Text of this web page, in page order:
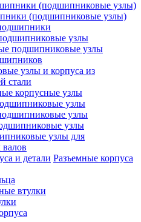
(подшипниковые узлы)
узлы
подшипниковые узлы
узлы и корпуса из
стали
корпусные узлы
узлы
узлы
узлы
узлы для
валов
Разъемные корпуса
втулки